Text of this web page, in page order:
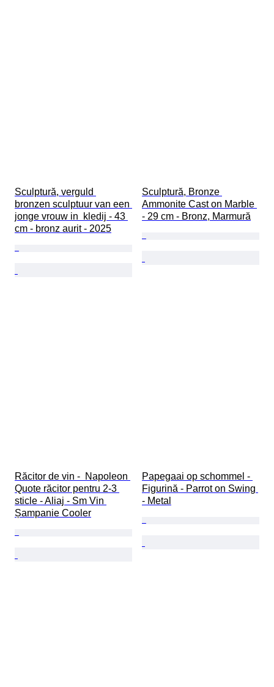
Sculptură, verguld
bronzen sculptuur van een
jonge vrouw in  kledij - 43
cm - bronz aurit - 2025
Sculptură, Bronze
Ammonite Cast on Marble
- 29 cm - Bronz, Marmură
Răcitor de vin -  Napoleon
Quote răcitor pentru 2-3
sticle - Aliaj - Sm Vin
Șampanie Cooler
Papegaai op schommel -
Figurină - Parrot on Swing
- Metal